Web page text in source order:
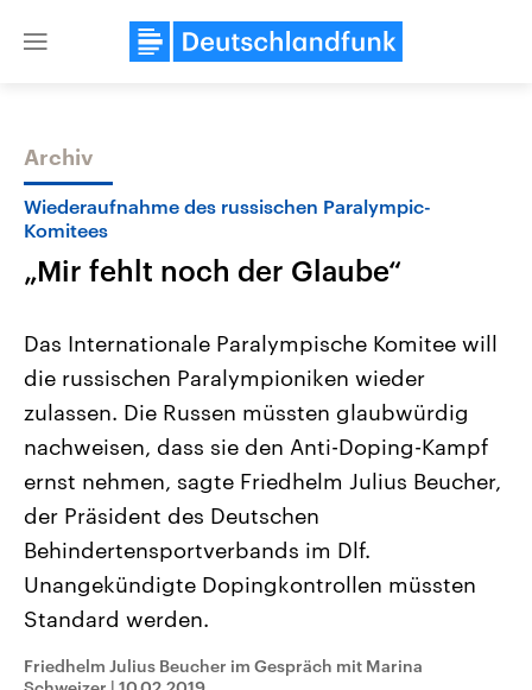
Close
Themen
Landtagswahl Sachsen-Anhalt
Alle Informationen
Sachsen-Anhalt wählt am 6.
September 2026 einen neuen
Landtag. Seit 2021 wird das
Bundesland von einer Koalition aus
CDU, SPD und FDP regiert.-
Umfragen, Prognosen,
Wahlprogramme, aktuelle Berichte
und Kandidaten der anstehenden
USA
Hintergründe
Wirtschaftlich und
gehören die Vereinigten
aktuelle Weltgeschehen.
Sendungen Programm
Audio-Archiv
Archiv
Wiederaufnahme des russischen Paralympic-
Komitees
„Mir fehlt noch der Glaube“
Das Internationale Paralympische Komitee will
die russischen Paralympioniken wieder
zulassen. Die Russen müssten glaubwürdig
nachweisen, dass sie den Anti-Doping-Kampf
ernst nehmen, sagte Friedhelm Julius Beucher,
der Präsident des Deutschen
Behindertensportverbands im Dlf.
Unangekündigte Dopingkontrollen müssten
Standard werden.
Friedhelm Julius Beucher im Gespräch mit Marina